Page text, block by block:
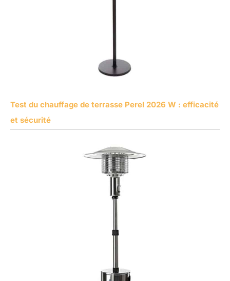
Test du chauffage de terrasse Perel 2026 W : efficacité
et sécurité